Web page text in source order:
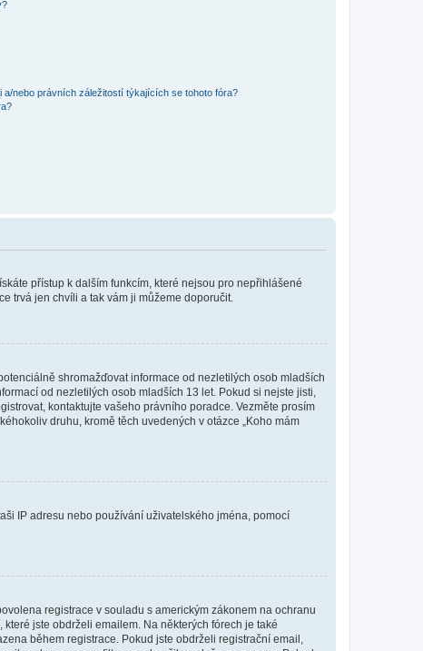
a/nebo právních záležitostí týkajících se tohoto fóra?
přístup k dalším funkcím, které nejsou pro nepřihlášené
trvá jen chvíli a tak vám ji můžeme doporučit.
shromažďovat informace od nezletilých osob mladších
od nezletilých osob mladších 13 let. Pokud si nejste jisti,
kontaktujte vašeho právního poradce. Vezměte prosím
druhu, kromě těch uvedených v otázce „Koho mám
IP adresu nebo používání uživatelského jména, pomocí
registrace v souladu s americkým zákonem na ochranu
jste obdrželi emailem. Na některých fórech je také
během registrace. Pokud jste obdrželi registrační email,